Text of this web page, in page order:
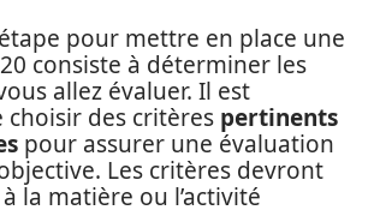
pour mettre en place une
consiste à déterminer les
allez évaluer. Il est
des critères pertinents
pour assurer une évaluation
Les critères devront
la matière ou l’activité